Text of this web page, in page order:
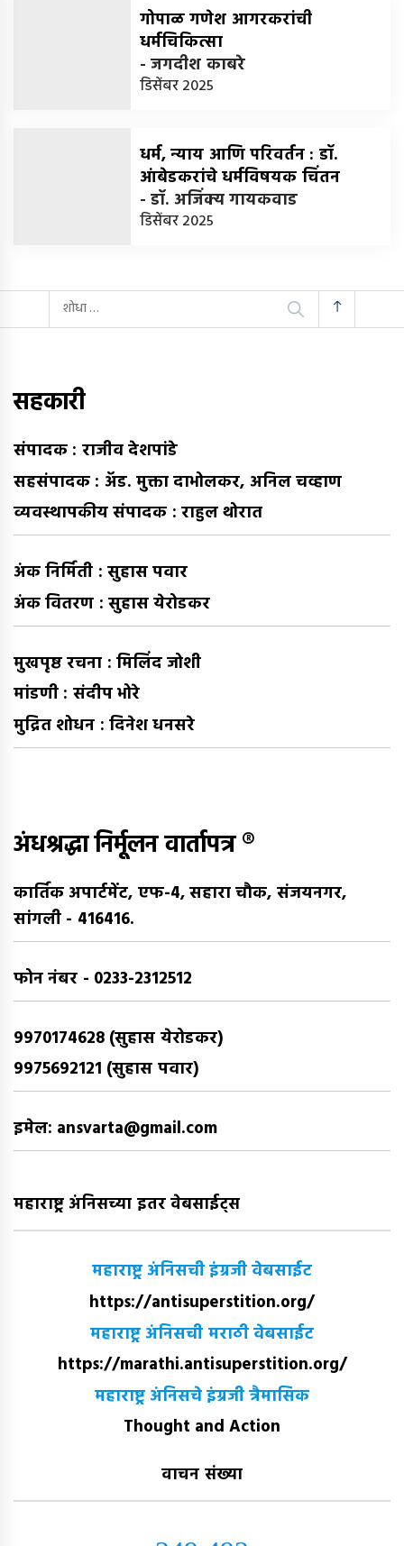
गोपाळ गणेश आगरकरांची
धर्मचिकित्सा
-जगदीश काबरे
डिसेंबर 2025
धर्म, न्याय आणि परिवर्तन : डॉ.
आंबेडकरांचे धर्मविषयक चिंतन
-डॉ. अजिंक्य गायकवाड
डिसेंबर 2025
यांचा
शोध
सहकारी
संपादक : राजीव देशपांडे
सहसंपादक : अ‍ॅड. मुक्ता दाभोलकर, अनिल चव्हाण
व्यवस्थापकीय संपादक : राहुल थोरात
अंक निर्मिती : सुहास पवार
अंक वितरण : सुहास येरोडकर
मुखपृष्ठ रचना : मिलिंद जोशी
मांडणी : संदीप भोरे
मुद्रित शोधन : दिनेश धनसरे
अंधश्रद्धा निर्मूलन वार्तापत्र ®
कार्तिक अपार्टमेंट, एफ-4, सहारा चौक, संजयनगर,
सांगली - 416416.
फोन नंबर - 0233-2312512
9970174628 (सुहास येरोडकर)
9975692121 (सुहास पवार)
इमेल: ansvarta@gmail.com
महाराष्ट्र अंनिसच्या इतर वेबसाईट्स
महाराष्ट्र अंनिसची इंग्रजी वेबसाईट
https://antisuperstition.org/
महाराष्ट्र अंनिसची मराठी वेबसाईट
https://marathi.antisuperstition.org/
महाराष्ट्र अंनिसचे इंग्रजी त्रैमासिक
Thought and Action
वाचन संख्या